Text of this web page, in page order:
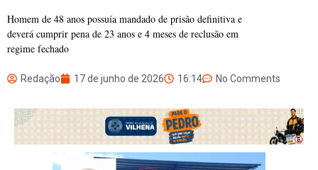
Homem de 48 anos possuía mandado de prisão definitiva e
deverá cumprir pena de 23 anos e 4 meses de reclusão em
regime fechado
Redação 17 de junho de 2026 16:14 No Comments